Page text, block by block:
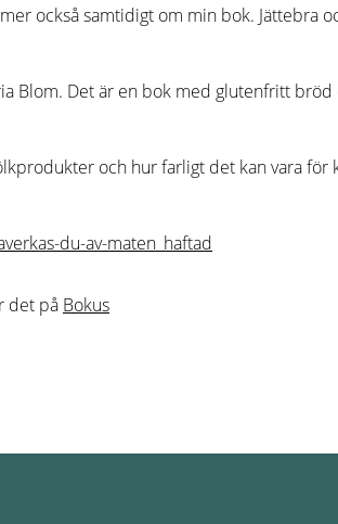
också samtidigt om min bok. Jättebra
Blom. Det är en bok med glutenfritt
och hur farligt det kan vara för
det på Bokus